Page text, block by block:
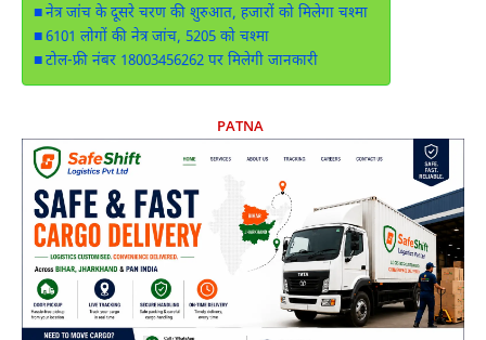
नेत्र जांच के दूसरे चरण की शुरुआत, हजारों को मिलेगा चश्मा
6101 लोगों की नेत्र जांच, 5205 को चश्मा
टोल-फ्री नंबर 18003456262 पर मिलेगी जानकारी
PATNA